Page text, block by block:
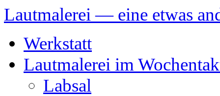
Lautmalerei — eine etwas
Inhalt
springen
Werkstatt
Lautmalerei im
Labsal